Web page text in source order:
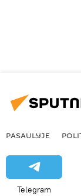
PASAULYJE
Telegram